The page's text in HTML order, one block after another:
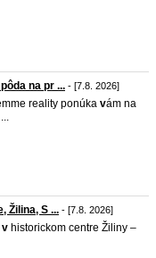
na pr ... - [7.8. 2026]
reality ponúka vám na
Žilina, S ... - [7.8. 2026]
v historickom centre Žiliny –